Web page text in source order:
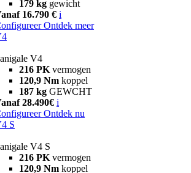
179 kg gewicht
16.790 € i
Ontdek meer
V4
216 PK vermogen
120,9 Nm koppel
187 kg GEWCHT
28.490€ i
Ontdek nu
S
V4 S
216 PK vermogen
120,9 Nm koppel